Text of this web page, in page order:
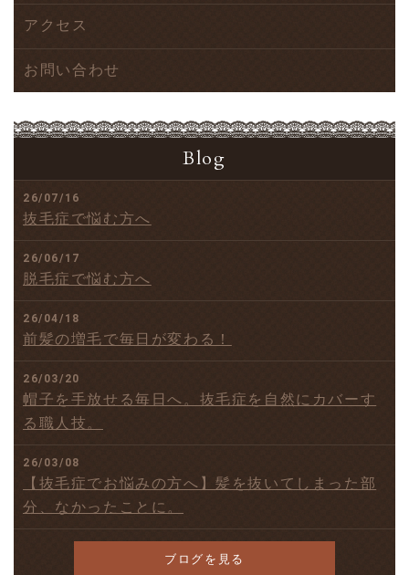
アクセス
お問い合わせ
Blog
26/07/16
抜毛症で悩む方へ
26/06/17
脱毛症で悩む方へ
26/04/18
前髪の増毛で毎日が変わる！
26/03/20
帽子を手放せる毎日へ。抜毛症を自然にカバーす
る職人技。
26/03/08
【抜毛症でお悩みの方へ】髪を抜いてしまった部
分、なかったことに。
ブログを見る